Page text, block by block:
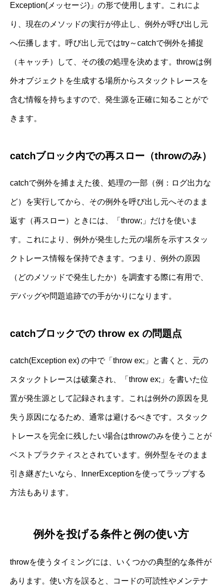
Exception(メッセージ)」の形で使用します。これによ
り、現在のメソッドの実行が停止し、例外が呼び出し元
へ伝播します。呼び出し元ではtry～catchで例外を捕捉
（キャッチ）して、その後の処理を決めます。throwは例
外オブジェクトを生成する場所からスタックトレースを
含む情報を持ちますので、発生源を正確に知ることがで
きます。
catchブロック内での再スロー（throwのみ）
catchで例外を捕まえた後、処理の一部（例：ログ出力な
ど）を実行してから、その例外を呼び出し元へそのまま
返す（再スロー）ときには、「throw;」だけを使いま
す。これにより、例外が発生した元の場所を示すスタッ
クトレース情報を保持できます。つまり、例外の原因
（どのメソッドで発生したか）を調査する際に有用で、
デバッグや問題追跡での手がかりになります。
catchブロックでの throw ex の問題点
catch(Exception ex) の中で「throw ex;」と書くと、元の
スタックトレースは破棄され、「throw ex;」を書いた位
置が発生源として記録されます。これは例外の原因を見
失う原因になるため、通常は避けるべきです。スタック
トレースを完全に残したい場合はthrowのみを使うことが
ベストプラクティスとされています。例外型をそのまま
引き継ぎたいなら、InnerExceptionを使ってラップする
方法もあります。
例外を投げる条件と例の使い方
throwを使うタイミングには、いくつかの典型的な条件が
あります。使い方を誤ると、コードの可読性やメンテナ